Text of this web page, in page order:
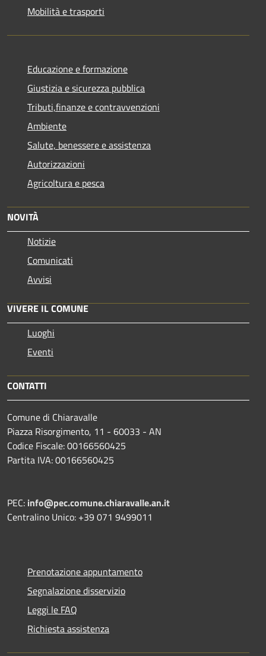
Mobilità e trasporti
Educazione e formazione
Giustizia e sicurezza pubblica
Tributi,finanze e contravvenzioni
Ambiente
Salute, benessere e assistenza
Autorizzazioni
Agricoltura e pesca
NOVITÀ
Notizie
Comunicati
Avvisi
VIVERE IL COMUNE
Luoghi
Eventi
CONTATTI
Comune di Chiaravalle
Piazza Risorgimento, 11 - 60033 - AN
Codice Fiscale: 00166560425
Partita IVA: 00166560425
PEC: info@pec.comune.chiaravalle.an.it
Centralino Unico: +39 071 9499011
Prenotazione appuntamento
Segnalazione disservizio
Leggi le FAQ
Richiesta assistenza